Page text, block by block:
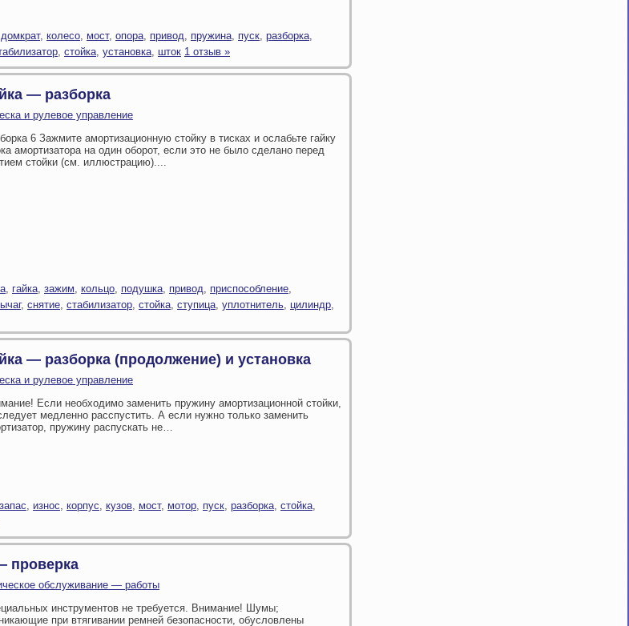
домкрат, колесо, мост, опора, привод, пружина, пуск, разборка,
, стойка, установка, шток 1 отзыв »
— разборка
и рулевое управление
6 Зажмите амортизационную стойку в тисках и ослабьте гайку
амортизатора на один оборот, если это не было сделано перед
стойки (см. иллюстрацию)....
, гайка, зажим, кольцо, подушка, привод, приспособление,
, снятие, стабилизатор, стойка, ступица, уплотнитель, цилиндр,
— разборка (продолжение) и установка
и рулевое управление
Если необходимо заменить пружину амортизационной стойки,
медленно расспустить. А если нужно только заменить
пружину распускать не…
запас, износ, корпус, кузов, мост, мотор, пуск, разборка, стойка,
проверка
обслуживание — работы
инструментов не требуется. Внимание! Шумы;
при втягивании ремней безопасности, обусловлены